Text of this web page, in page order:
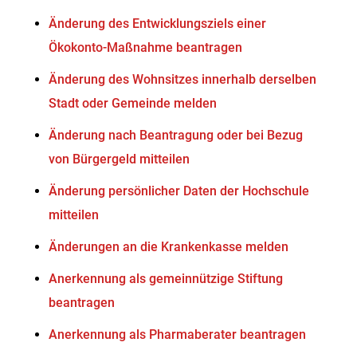
Änderung des Entwicklungsziels einer
Ökokonto-Maßnahme beantragen
Änderung des Wohnsitzes innerhalb derselben
Stadt oder Gemeinde melden
Änderung nach Beantragung oder bei Bezug
von Bürgergeld mitteilen
Änderung persönlicher Daten der Hochschule
mitteilen
Änderungen an die Krankenkasse melden
Anerkennung als gemeinnützige Stiftung
beantragen
Anerkennung als Pharmaberater beantragen